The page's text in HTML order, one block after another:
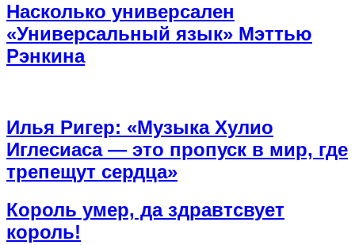
Насколько универсален
«Универсальный язык» Мэттью
Рэнкина
Илья Ригер: «Музыка Хулио
Иглесиаса — это пропуск в мир, где
трепещут сердца»
Король умер, да здравтсвует
король!